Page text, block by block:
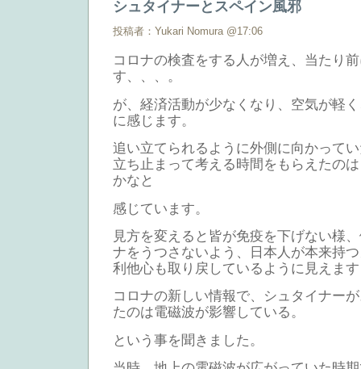
シュタイナーとスペイン風邪
投稿者：Yukari Nomura @17:06
コロナの検査をする人が増え、当たり
す、、、。
が、経済活動が少なくなり、空気が軽
に感じます。
追い立てられるように外側に向かって
立ち止まって考える時間をもらえたの
かなと
感じています。
見方を変えると皆が免疫を下げない様
ナをうつさないよう、日本人が本来持
利他心も取り戻しているように見えま
コロナの新しい情報で、シュタイナー
たのは電磁波が影響している。
という事を聞きました。